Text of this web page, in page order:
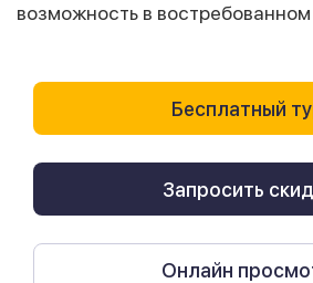
возможность в
Бесплатный
Запросить
Онлайн